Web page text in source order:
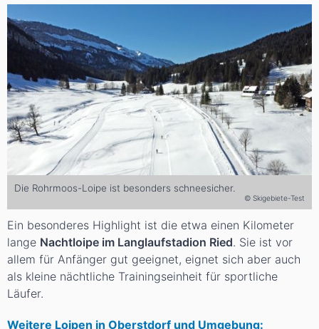
Die Rohrmoos-Loipe ist besonders schneesicher.
© Skigebiete-Test
Ein besonderes Highlight ist die etwa einen Kilometer
lange Nachtloipe im Langlaufstadion Ried. Sie ist vor
allem für Anfänger gut geeignet, eignet sich aber auch
als kleine nächtliche Trainingseinheit für sportliche
Läufer.
Weitere Loipen in Oberstdorf und Umgebung: